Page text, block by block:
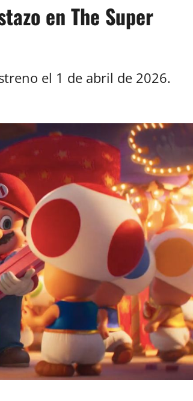
en The Super
el 1 de abril de 2026.